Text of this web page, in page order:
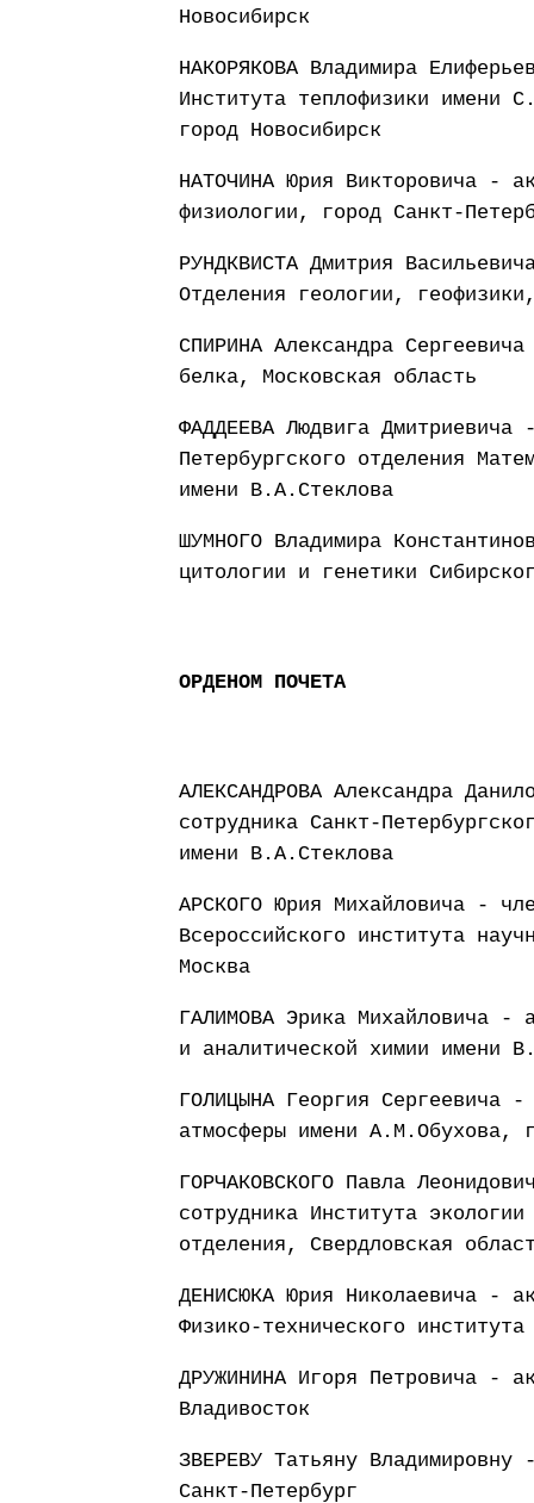
Новосибирск
НАКОРЯКОВА Владимира
Института теплофизики имени
город Новосибирск
НАТОЧИНА Юрия Викторовича -
физиологии, город Санкт-
РУНДКВИСТА Дмитрия
Отделения геологии,
СПИРИНА Александра
белка, Московская область
ФАДДЕЕВА Людвига
Петербургского отделения
имени В.А.Стеклова
ШУМНОГО Владимира
цитологии и генетики
ОРДЕНОМ ПОЧЕТА
АЛЕКСАНДРОВА Александра
сотрудника Санкт-
имени В.А.Стеклова
АРСКОГО Юрия Михайловича -
Всероссийского института
Москва
ГАЛИМОВА Эрика Михайловича -
и аналитической химии имени
ГОЛИЦЫНА Георгия Сергеевича
атмосферы имени А.М.Обухова,
ГОРЧАКОВСКОГО Павла
сотрудника Института
отделения, Свердловская
ДЕНИСЮКА Юрия Николаевича -
Физико-технического
ДРУЖИНИНА Игоря Петровича -
Владивосток
ЗВЕРЕВУ Татьяну
Санкт-Петербург